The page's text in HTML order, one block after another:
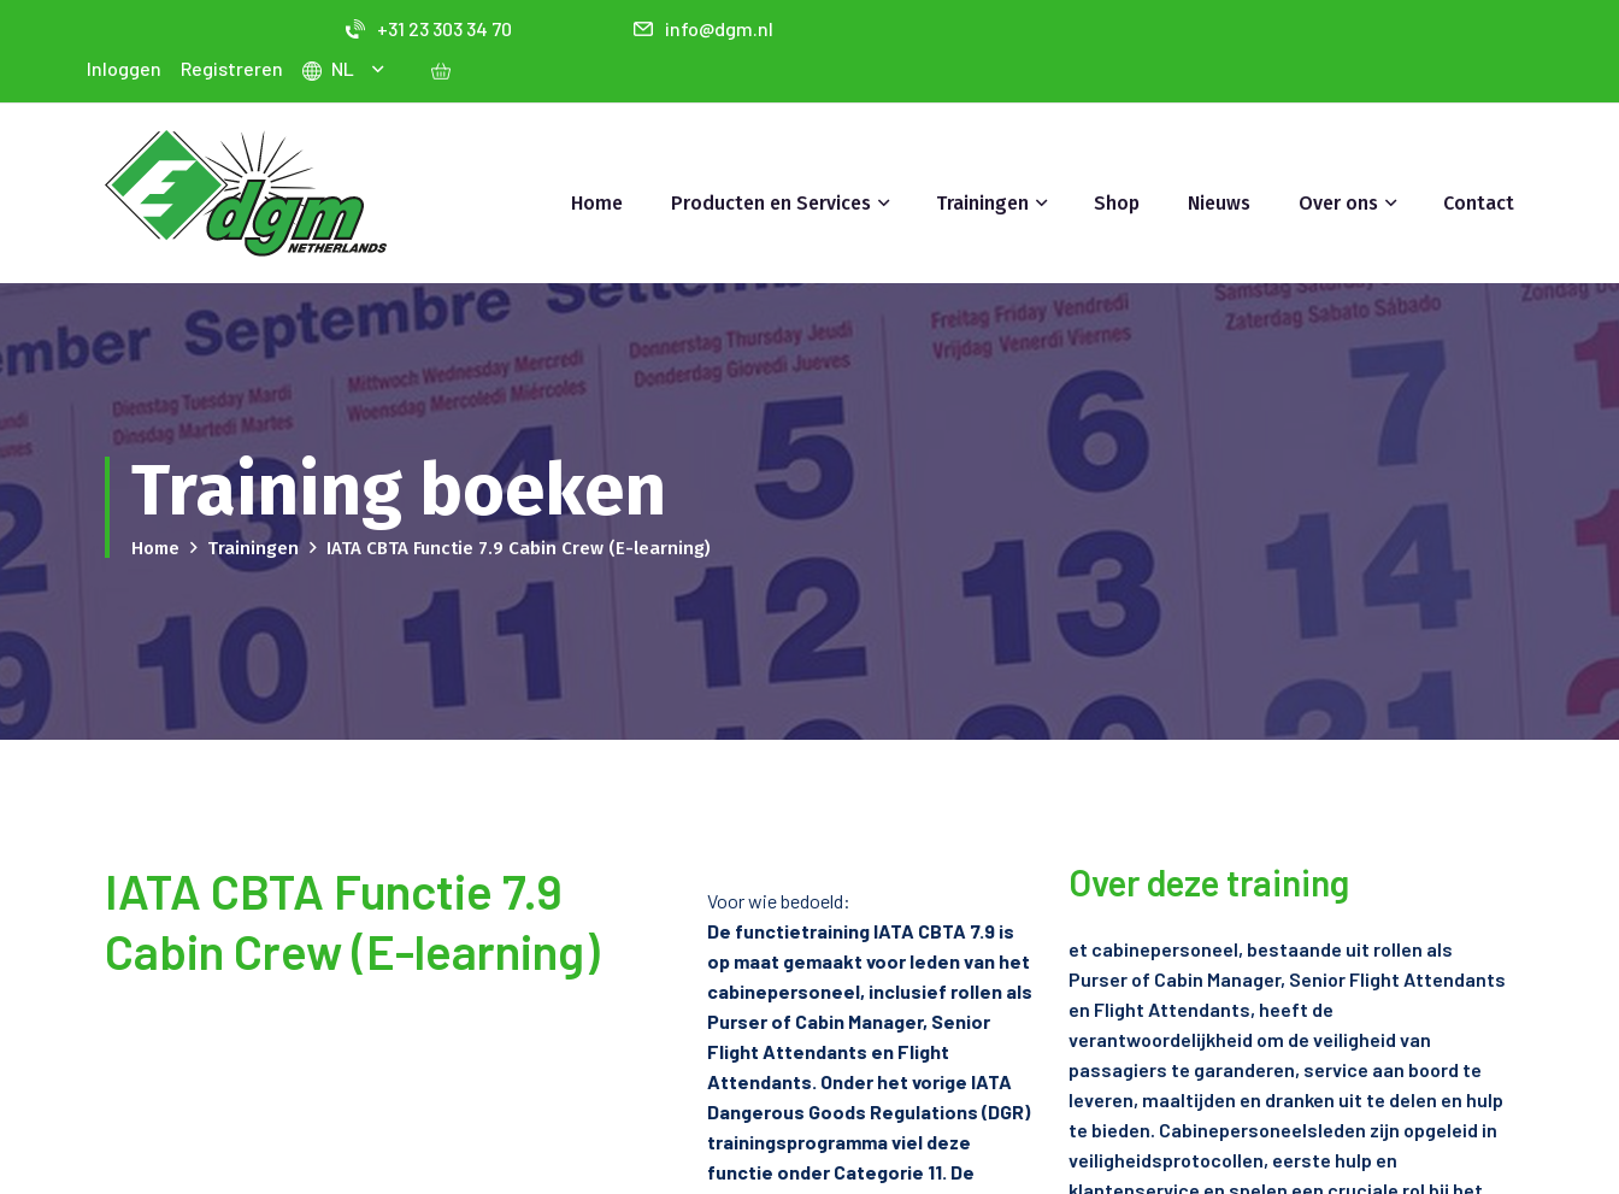
+31 23 303 34 70
info@dgm.nl
Inloggen
Registreren NL
Home Producten en Services Trainingen Shop Nieuws Over ons Contact
Training boeken
Home Trainingen IATA CBTA Functie 7.9 Cabin Crew (E-learning)
IATA CBTA Functie 7.9
Cabin Crew (E-learning)
Voor wie bedoeld:
De functietraining IATA CBTA 7.9 is
op maat gemaakt voor leden van het
cabinepersoneel, inclusief rollen als
Purser of Cabin Manager, Senior
Flight Attendants en Flight
Attendants. Onder het vorige IATA
Dangerous Goods Regulations (DGR)
trainingsprogramma viel deze
functie onder Categorie 11. De
Over deze training
et cabinepersoneel, bestaande uit rollen als
Purser of Cabin Manager, Senior Flight Attendants
en Flight Attendants, heeft de
verantwoordelijkheid om de veiligheid van
passagiers te garanderen, service aan boord te
leveren, maaltijden en dranken uit te delen en hulp
te bieden. Cabinepersoneelsleden zijn opgeleid in
veiligheidsprotocollen, eerste hulp en